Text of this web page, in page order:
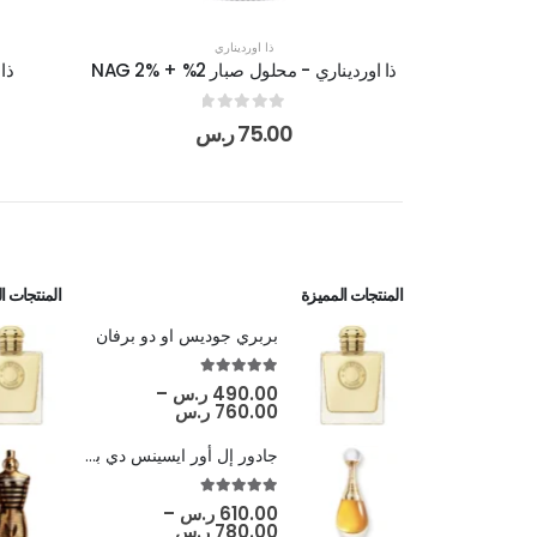
ذا اورديناري
ذا اورديناري - محلول صبار 2% + NAG 2%
0
75.00ر.س
المنتجات المميزة
بربري جوديس او دو برفان
5.00
out of 5
490.00 ر.س –
760.00 ر.س
جادور إل أور ايسينس دي برفيوم
5.00
out of 5
610.00 ر.س –
780.00 ر.س
المنتجات